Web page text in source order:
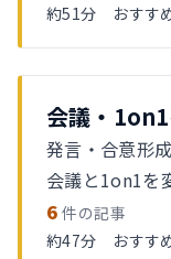
約51分 おすす
会議・
発言・合意形
会議と1on1を
6 件の記事
約47分 おすす